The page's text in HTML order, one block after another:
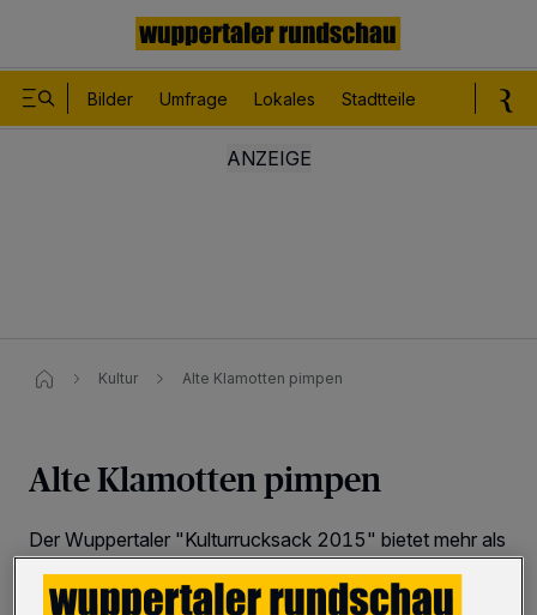
Bilder Umfrage Lokales Stadtteile
Kultur Alte Klamotten pimpen
Alte Klamotten pimpen
Der Wuppertaler "Kulturrucksack 2015" bietet mehr als
30 Workshops für 10- bis 14-Jährige. Die eintägigen
Angebote sind kostenfrei, es fällt lediglich eine kleine